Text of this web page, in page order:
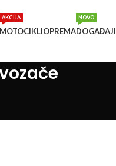
MOTOCIKLI
AKCIJA
OPREMADOGAĐAJI
NOVO